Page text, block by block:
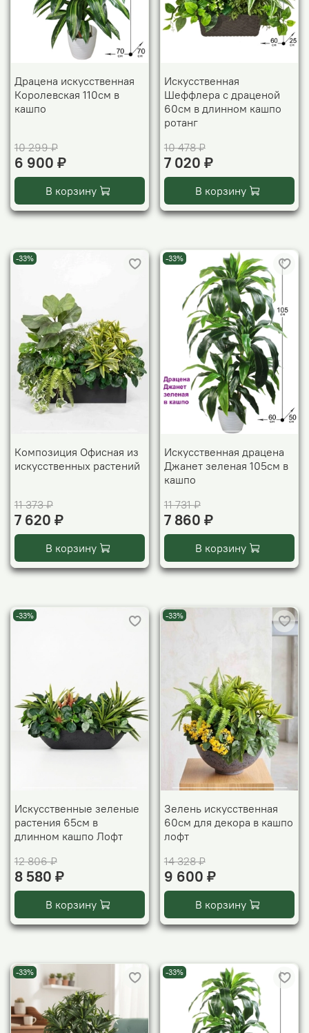
Драцена искусственная
Королевская 110см в
кашпо
10 299 ₽
6 900 ₽
В корзину
Искусственная
Шеффлера с драценой
60см в длинном кашпо
ротанг
10 478 ₽
7 020 ₽
В корзину
-33%
Композиция Офисная из
искусственных растений
11 373 ₽
7 620 ₽
В корзину
-33%
Искусственная драцена
Джанет зеленая 105см в
кашпо
11 731 ₽
7 860 ₽
В корзину
-33%
Искусственные зеленые
растения 65см в
длинном кашпо Лофт
12 806 ₽
8 580 ₽
В корзину
-33%
Зелень искусственная
60см для декора в кашпо
лофт
14 328 ₽
9 600 ₽
В корзину
-33% -33%